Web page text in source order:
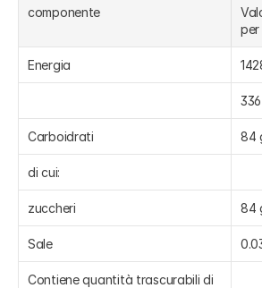
componente
per
Energia
Carboidrati 84
di cui:
zuccheri 84
Sale
Contiene quantità trascurabili di